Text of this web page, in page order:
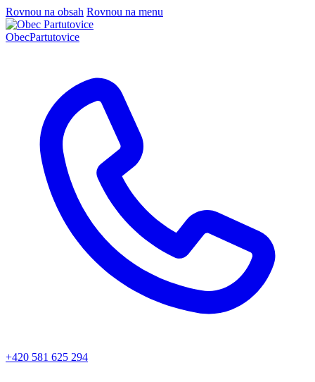
Rovnou na obsah Rovnou na menu
ObecPartutovice
+420 581 625 294